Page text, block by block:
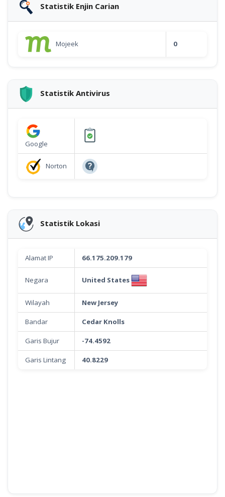
Statistik Enjin Carian
Mojeek 0
Statistik Antivirus
Google
Norton
Statistik Lokasi
Alamat IP 66.175.209.179
Negara United States
Wilayah New Jersey
Bandar Cedar Knolls
Garis Bujur -74.4592
Garis Lintang 40.8229